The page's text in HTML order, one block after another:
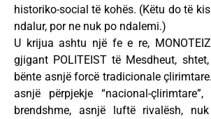
historiko-social të kohës. (Këtu do të
ndalur, por ne nuk po ndalemi.)
U krijua ashtu një fe e re,
gjigant POLITEIST të Mesdheut, shtet,
bënte asnjë forcë tradicionale
asnjë përpjekje “nacional-
brendshme, asnjë luftë rivalësh,